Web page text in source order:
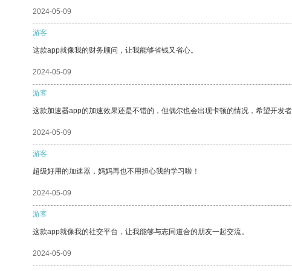
2024-05-09
游客
这款app就像我的财务顾问，让我能够省钱又省心。
2024-05-09
游客
这款加速器app的加速效果还是不错的，但偶尔也会出现卡顿的情况，希望开发者
2024-05-09
游客
超级好用的加速器，妈妈再也不用担心我的学习啦！
2024-05-09
游客
这款app就像我的社交平台，让我能够与志同道合的朋友一起交流。
2024-05-09